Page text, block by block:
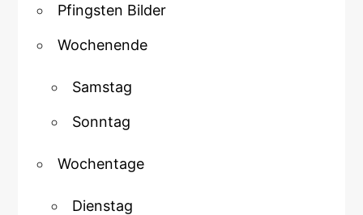
Pfingsten Bilder
Wochenende
Samstag
Sonntag
Wochentage
Dienstag